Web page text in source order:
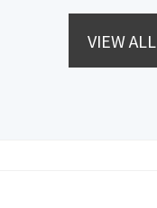
VIEW ALL